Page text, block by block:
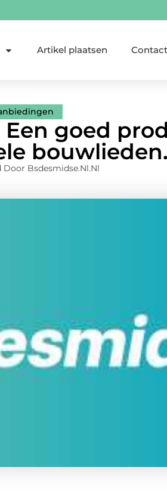
Artikel plaatsen Contact
goed
Door Bsdesmidse.nl.nl